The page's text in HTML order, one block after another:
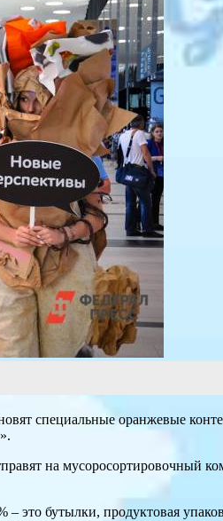
специальные оранжевые
на мусоросортировочный
это бутылки, продуктовая